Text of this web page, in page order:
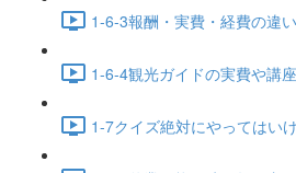
1-6-3報酬・実費・経費の違
1-6-4観光ガイドの実費や講
1-7クイズ絶対にやってはい